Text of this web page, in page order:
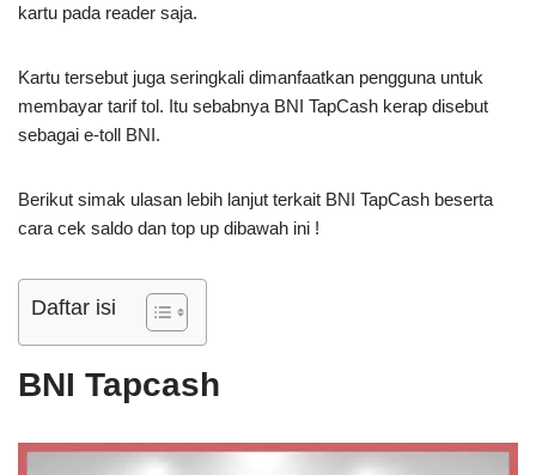
kartu pada reader saja.
Kartu tersebut juga seringkali dimanfaatkan pengguna untuk
membayar tarif tol. Itu sebabnya BNI TapCash kerap disebut
sebagai e-toll BNI.
Berikut simak ulasan lebih lanjut terkait BNI TapCash beserta
cara cek saldo dan top up dibawah ini !
Daftar isi
BNI Tapcash